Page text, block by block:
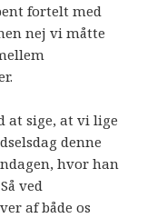
fortelt med
nej vi måtte
at sige, at vi lige
denne
hvor han
ved
af både os